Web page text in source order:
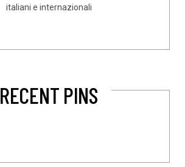
italiani e internazionali
RECENT PINS